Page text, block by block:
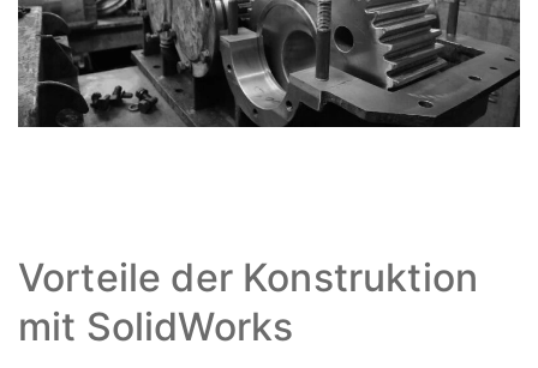
Vorteile der Konstruktion
mit SolidWorks